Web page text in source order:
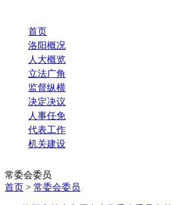
首页
洛阳概况
人大概览
立法广角
监督纵横
决定决议
人事任免
代表工作
机关建设
常委会委员
首页 > 常委会委员